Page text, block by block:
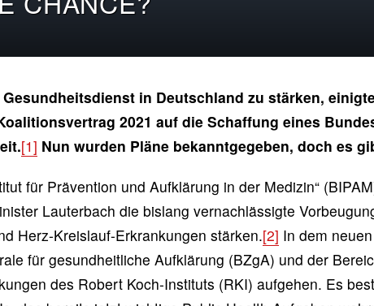
in Deutschland zu stärken,
2021 auf die Schaffung eines
[1] Nun wurden Pläne bekanntgegeben, doch es
für Prävention und Aufklärung in der Medizin“
Lauterbach die bislang vernachlässigte
Herz-Kreislauf-Erkrankungen stärken.[2] In dem
für gesundheitliche Aufklärung (BZgA) und der
des Robert Koch-Instituts (RKI) aufgehen. Es